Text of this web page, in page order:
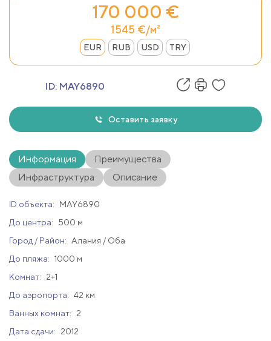
170 000 €
1545 €/м²
EUR RUB USD TRY
ID: MAY6890
Оставить заявку
Информация
Преимущества
Инфраструктура
Описание
ID объекта:
MAY6890
До центра:
500 м
Город / Район:
Алания / Оба
До пляжа: 1000 м
Комнат:
2+1
До аэропорта: 42 км
Ванных комнат:
2
Дата сдачи:
2012